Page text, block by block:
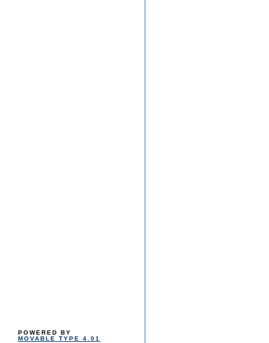
POWERED BY
MOVABLE TYPE 4.01